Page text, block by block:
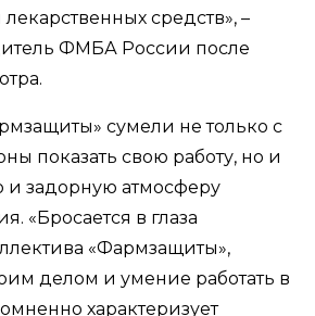
средств», –
ФМБА России после
сумели не только с
показать свою работу, но и
и задорную атмосферу
«Бросается в глаза
«Фармзащиты»,
делом и умение работать в
характеризует